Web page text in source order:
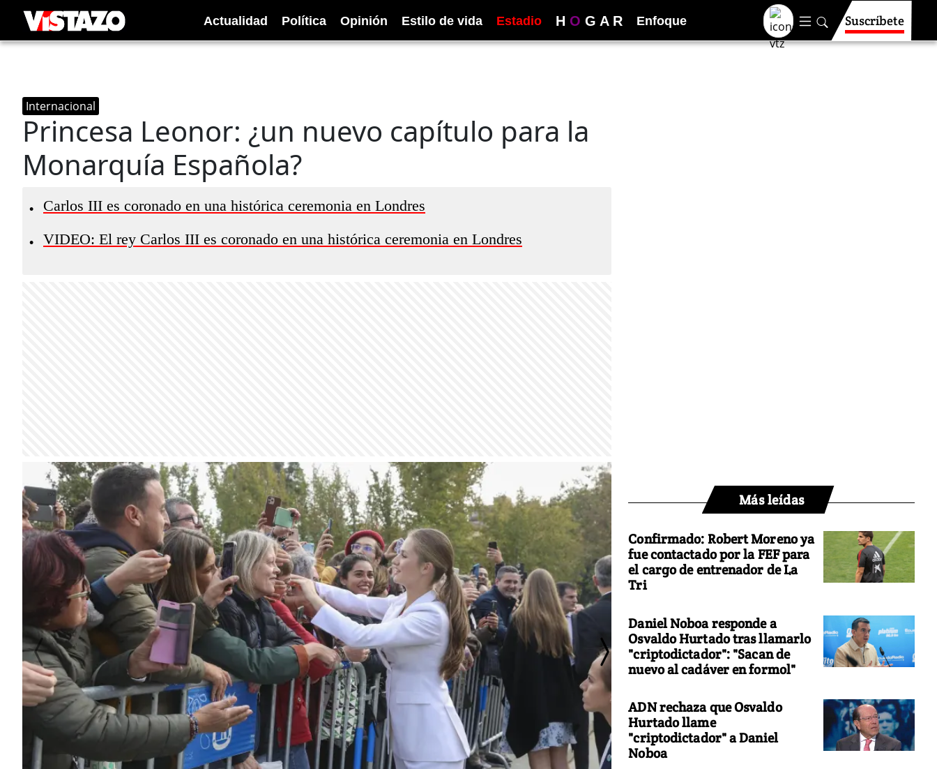
Actualidad Política Opinión Estilo de vida Estadio H O G A R Enfoque Suscríbete
Internacional
Princesa Leonor: ¿un nuevo capítulo para la
Monarquía Española?
• Carlos III es coronado en una histórica ceremonia en Londres
• VIDEO: El rey Carlos III es coronado en una histórica ceremonia en Londres
Más leídas
Confirmado: Robert Moreno ya
fue contactado por la FEF para
el cargo de entrenador de La
Tri
Daniel Noboa responde a
Osvaldo Hurtado tras llamarlo
"criptodictador": "Sacan de
nuevo al cadáver en formol"
ADN rechaza que Osvaldo
Hurtado llame
"criptodictador" a Daniel
Noboa